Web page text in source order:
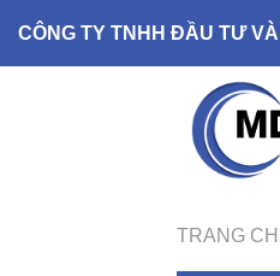
CÔNG TY TNHH ĐẦU TƯ
TRANG